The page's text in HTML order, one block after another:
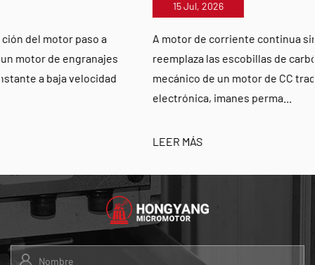
A motor de corriente continua sin escobillas (BLDC)
reemplaza las escobillas de carbón y el conmutador
mecánico de un motor de CC tradicional con conmutación